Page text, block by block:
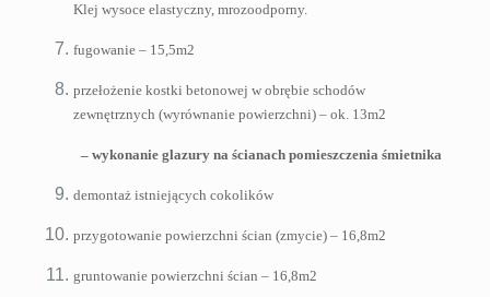
Klej wysoce elastyczny, mrozoodporny.
fugowanie – 15,5m2
przełożenie kostki betonowej w obrębie schodów
zewnętrznych (wyrównanie powierzchni) – ok. 13m2
– wykonanie glazury na ścianach pomieszczenia śmietnika
demontaż istniejących cokolików
przygotowanie powierzchni ścian (zmycie) – 16,8m2
gruntowanie powierzchni ścian – 16,8m2